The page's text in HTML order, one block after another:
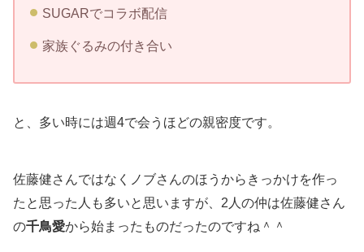
SUGARでコラボ配信
家族ぐるみの付き合い
と、多い時には週4で会うほどの親密度です。
佐藤健さんではなくノブさんのほうからきっかけを作っ
たと思った人も多いと思いますが、2人の仲は佐藤健さん
の千鳥愛から始まったものだったのですね＾＾